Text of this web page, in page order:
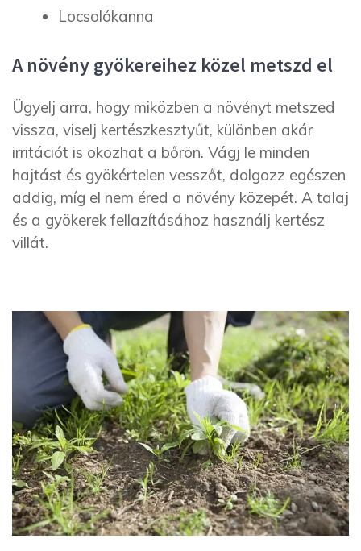
Locsolókanna
A növény gyökereihez közel metszd el
Ügyelj arra, hogy miközben a növényt metszed
vissza, viselj kertészkesztyűt, különben akár
irritációt is okozhat a bőrön. Vágj le minden
hajtást és gyökértelen vesszőt, dolgozz egészen
addig, míg el nem éred a növény közepét. A talaj
és a gyökerek fellazításához használj kertész
villát.